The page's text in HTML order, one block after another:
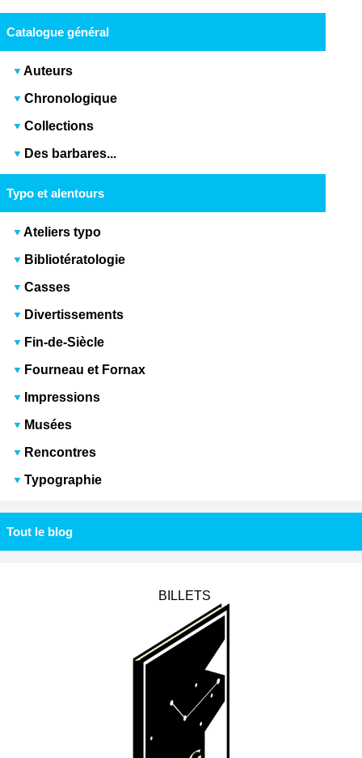
Catalogue général
Auteurs
Chronologique
Collections
Des barbares...
Typo et alentours
Ateliers typo
Bibliotératologie
Casses
Divertissements
Fin-de-Siècle
Fourneau et Fornax
Impressions
Musées
Rencontres
Typographie
Tout le blog
BILLETS